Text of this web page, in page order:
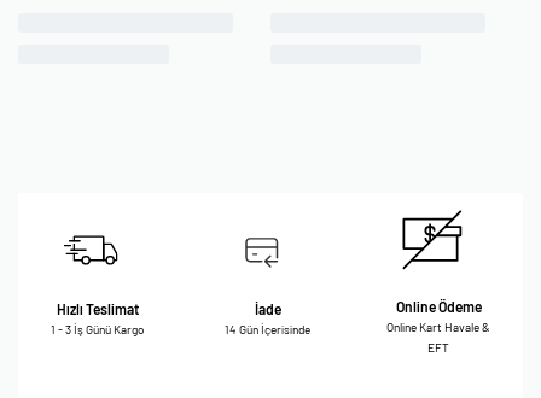
Hızlı Teslimat
1 - 3 İş Günü Kargo
İade
14 Gün İçerisinde
Online Ödeme
Online Kart Havale &
EFT